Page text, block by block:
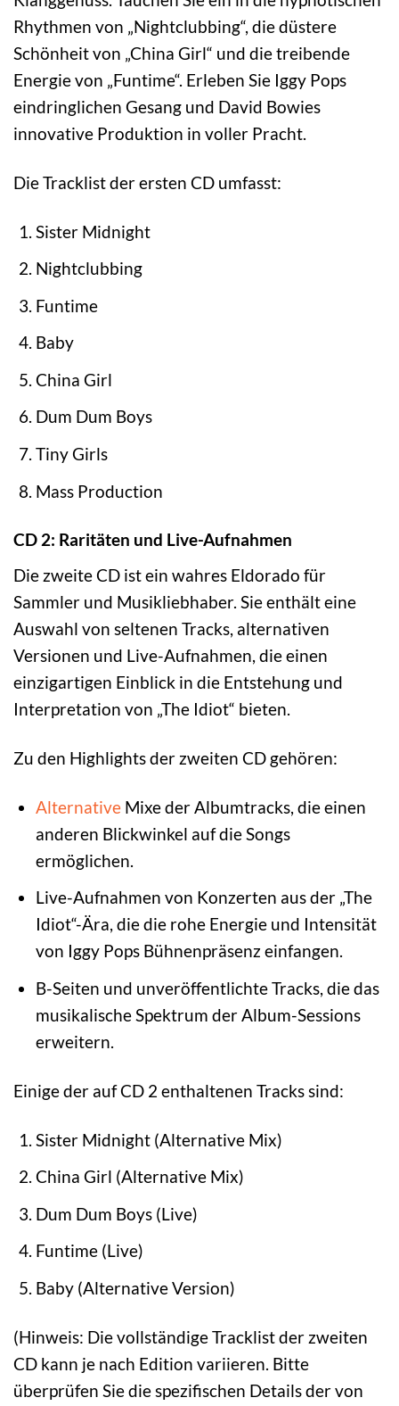
Rhythmen von „Nightclubbing“, die düstere
Schönheit von „China Girl“ und die treibende
Energie von „Funtime“. Erleben Sie Iggy Pops
eindringlichen Gesang und David Bowies
innovative Produktion in voller Pracht.
Die Tracklist der ersten CD umfasst:
Sister Midnight
Nightclubbing
Funtime
Baby
China Girl
Dum Dum Boys
Tiny Girls
Mass Production
CD 2: Raritäten und Live-Aufnahmen
Die zweite CD ist ein wahres Eldorado für
Sammler und Musikliebhaber. Sie enthält eine
Auswahl von seltenen Tracks, alternativen
Versionen und Live-Aufnahmen, die einen
einzigartigen Einblick in die Entstehung und
Interpretation von „The Idiot“ bieten.
Zu den Highlights der zweiten CD gehören:
AlternativeMixe der Albumtracks, die einen
anderen Blickwinkel auf die Songs
ermöglichen.
Live-Aufnahmen von Konzerten aus der „The
Idiot“-Ära, die die rohe Energie und Intensität
von Iggy Pops Bühnenpräsenz einfangen.
B-Seiten und unveröffentlichte Tracks, die das
musikalische Spektrum der Album-Sessions
erweitern.
Einige der auf CD 2 enthaltenen Tracks sind:
Sister Midnight (Alternative Mix)
China Girl (Alternative Mix)
Dum Dum Boys (Live)
Funtime (Live)
Baby (Alternative Version)
(Hinweis: Die vollständige Tracklist der zweiten
CD kann je nach Edition variieren. Bitte
überprüfen Sie die spezifischen Details der von